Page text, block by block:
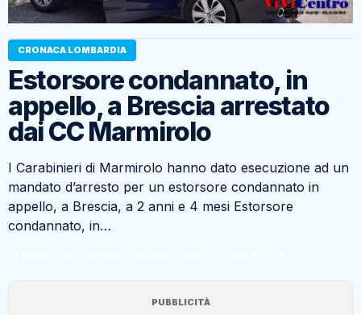
CRONACA LOMBARDIA
Estorsore condannato, in
appello, a Brescia arrestato
dai CC Marmirolo
I Carabinieri di Marmirolo hanno dato esecuzione ad un
mandato d’arresto per un estorsore condannato in
appello, a Brescia, a 2 anni e 4 mesi Estorsore
condannato, in…
PUBBLICITÀ